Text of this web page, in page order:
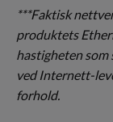
***Faktisk
produktets
hastigheten
ved Internett-
forhold.